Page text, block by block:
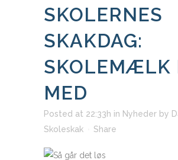
SKOLERNES
SKAKDAG:
SKOLEMÆLK
MED
Posted at 22:33h in Nyheder by
Skoleskak
Share